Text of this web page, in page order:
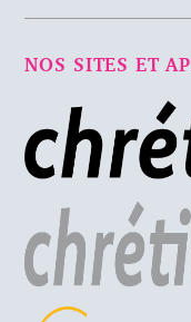
NOS SITES ET